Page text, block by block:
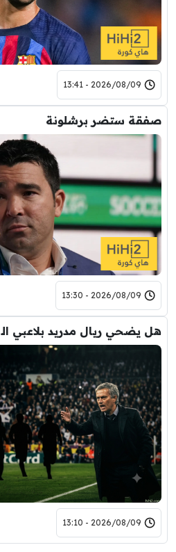
2026/08/09 - 13:41
صفقة ستضر برشلونة
2026/08/09 - 13:30
هل يضحي ريال مدريد بلاعبي الـ 100 مليون ؟
2026/08/09 - 13:10